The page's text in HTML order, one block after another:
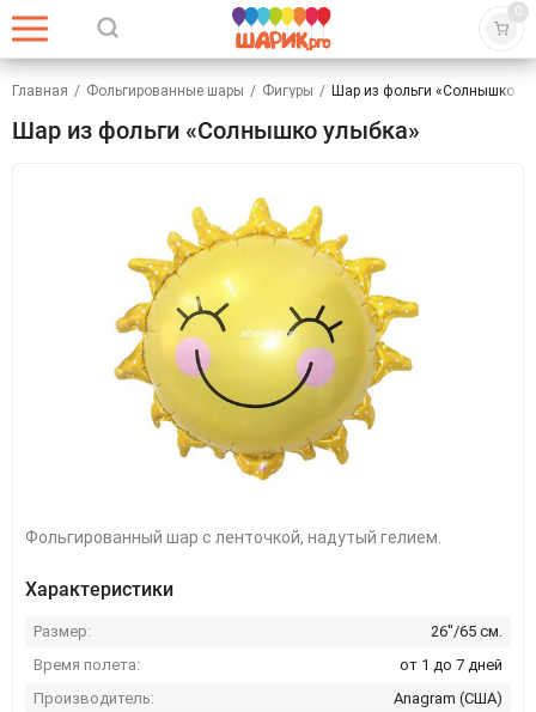
0
Главная / Фольгированные шары / Фигуры / Шар из фольги «Солнышко
Шар из фольги «Солнышко улыбка»
Фольгированный шар с ленточкой, надутый гелием.
Характеристики
Размер:
26"/65 см.
Время полета:
от 1 до 7 дней
Производитель:
Anagram (США)